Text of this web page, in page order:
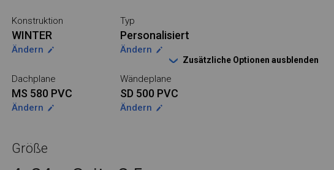
Konstruktion
WINTER
Ändern
Typ
Personalisiert
Ändern
Zusätzliche Optionen ausblenden
Dachplane
MS 580 PVC
Ändern
Wändeplane
SD 500 PVC
Ändern
Größe